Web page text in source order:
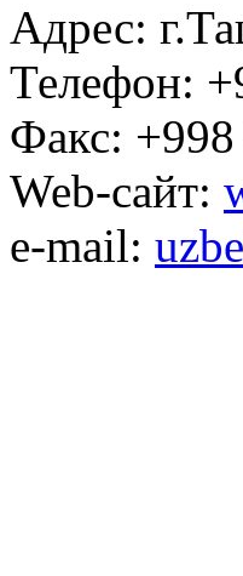
Адрес:
Телефон:
Факс:
Web-сайт:
e-mail: